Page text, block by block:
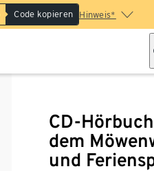
Code kopieren Hinweis*
CD-
dem
und